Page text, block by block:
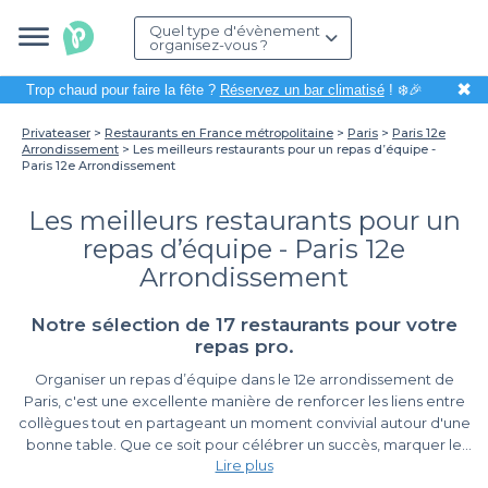
Quel type d'évènement
organisez-vous ?
Trop chaud pour faire la fête ? Réservez un bar climatisé! ❄️🎉 ✖
Privateaser Restaurants en France métropolitaine Paris
Paris 12e
Arrondissement
Les meilleurs restaurants pour un repas d’équipe -
Paris 12e Arrondissement
Les meilleurs restaurants pour un
repas d’équipe - Paris 12e
Arrondissement
Notre sélection de 17 restaurants pour votre
repas pro.
Organiser un repas d’équipe dans le 12e arrondissement de
Paris, c'est une excellente manière de renforcer les liens entre
collègues tout en partageant un moment convivial autour d'une
bonne table. Que ce soit pour célébrer un succès, marquer le
lancement d'un projet ou tout simplement pour se retrouver, le
Lire plus